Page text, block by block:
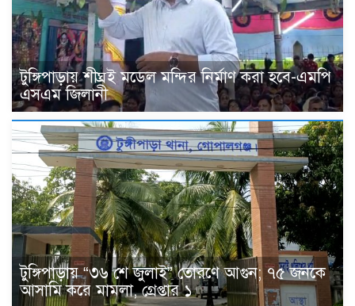
টুঙ্গিপাড়ায় শীঘ্রই মডেল মন্দির নির্মাণ করা হবে-এমপি
এসএম জিলানী
টুঙ্গিপাড়ায় “৩৬ শে জুলাই” তোরণে আগুন; ৭৫ জনকে
আসামি করে মামলা, গ্রেপ্তার ১